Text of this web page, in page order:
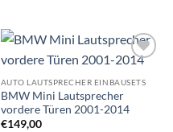
Wunschliste
hinzufügen
AUTO LAUTSPRECHER EINBAUSETS
BMW Mini Lautsprecher
vordere Türen 2001-2014
€149,00